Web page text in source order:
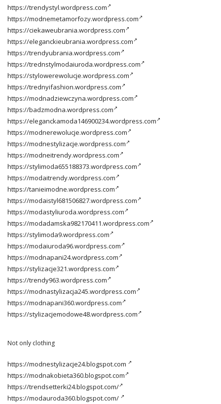
https://trendystyl.wordpress.com
https://modnemetamorfozy.wordpress.com
https://ciekaweubrania.wordpress.com
https://eleganckieubrania.wordpress.com
https://trendyubrania.wordpress.com
https://trednstylmodaiuroda.wordpress.com
https://stylowerewolucje.wordpress.com
https://trednyifashion.wordpress.com
https://modnadziewczyna.wordpress.com
https://badzmodna.wordpress.com
https://eleganckamoda146900234.wordpress.com
https://modnerewolucje.wordpress.com
https://modnestylizacje.wordpress.com
https://modneitrendy.wordpress.com
https://stylimoda655188373.wordpress.com
https://modaitrendy.wordpress.com
https://tanieimodne.wordpress.com
https://modaistyl681506827.wordpress.com
https://modastyliuroda.wordpress.com
https://modadamska982170411.wordpress.com
https://stylimoda9.wordpress.com
https://modaiuroda96.wordpress.com
https://modnapani24.wordpress.com
https://stylizacje321.wordpress.com
https://trendy963.wordpress.com
https://modnastylizacja245.wordpress.com
https://modnapani360.wordpress.com
https://stylizacjemodowe48.wordpress.com
Not only clothing
https://modnestylizacje24.blogspot.com
https://modnakobieta360.blogspot.com
https://trendsetterki24.blogspot.com/
https://modauroda360.blogspot.com/